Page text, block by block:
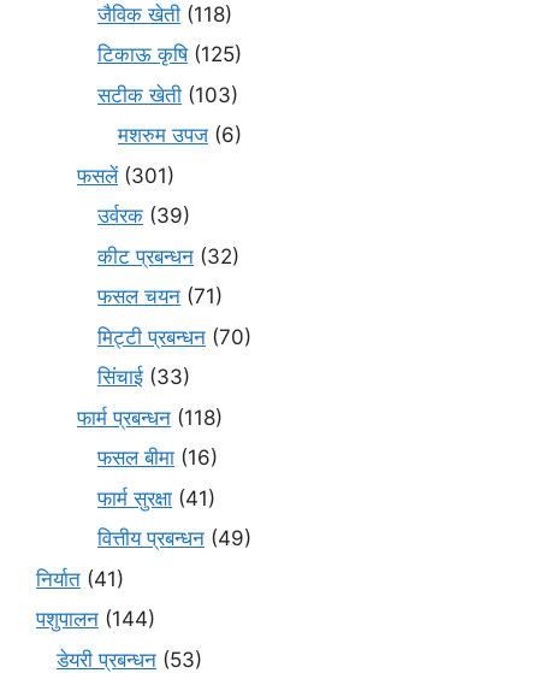
जैविक खेती (118)
टिकाऊ कृषि(125)
सटीक खेती (103)
मशरुम उपज (6)
फसलें(301)
उर्वरक (39)
कीट प्रबन्धन (32)
फसल चयन (71)
मि‌ट्टी प्रबन्धन (70)
सिंचाई (33)
फार्म प्रबन्धन (118)
फसल बीमा (16)
फार्म सुरक्षा (41)
वित्तीय प्रबन्धन (49)
निर्यात (41)
पशुपालन (144)
डेयरी प्रबन्धन (53)